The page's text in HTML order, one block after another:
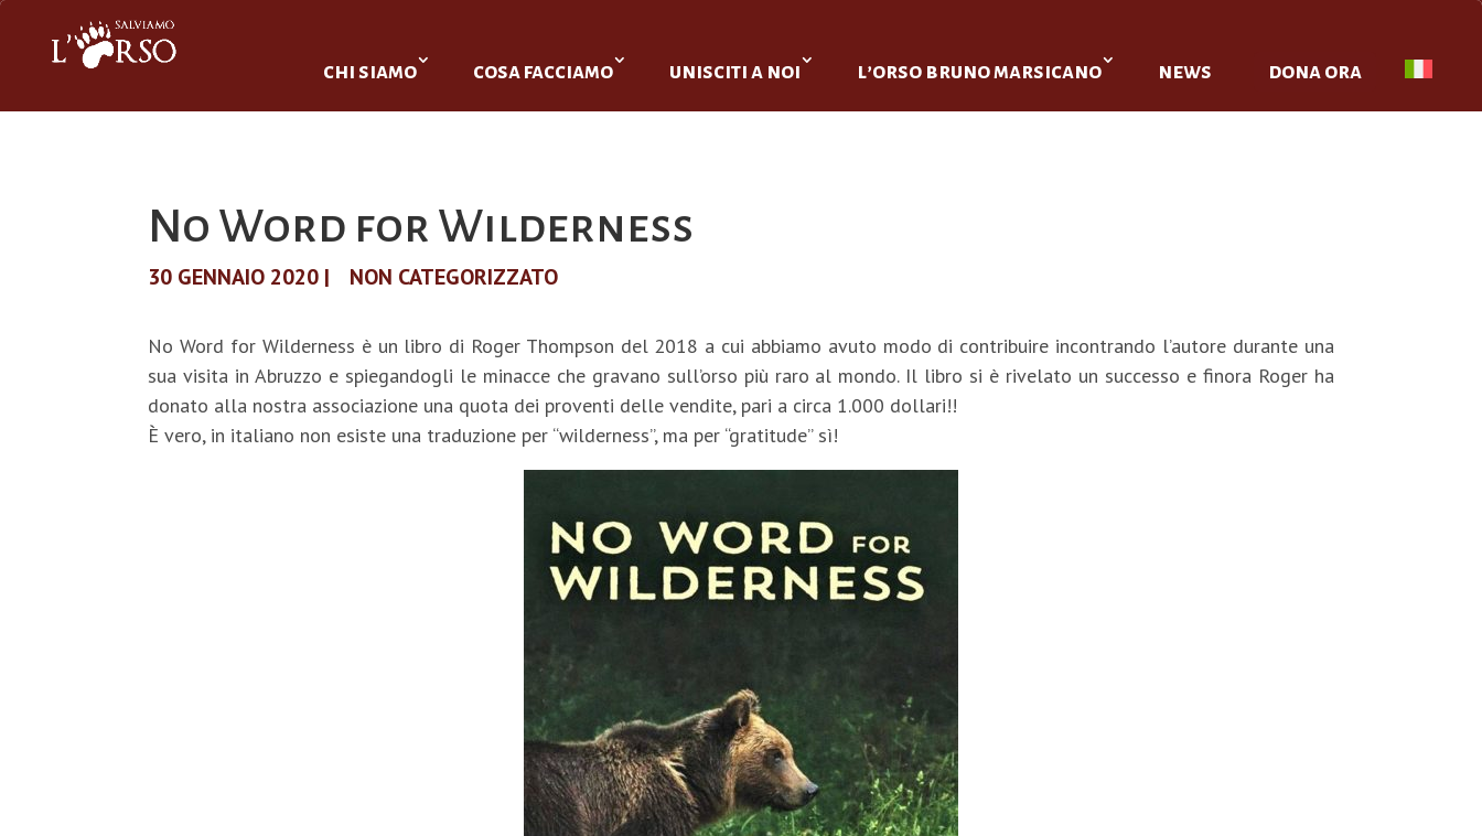
chi siamo cosa facciamo unisciti a noi l’orso bruno marsicano news dona ora
No Word for Wilderness
30 GENNAIO 2020 | NON CATEGORIZZATO
No Word for Wilderness è un libro di Roger Thompson del 2018 a cui abbiamo avuto modo di contribuire incontrando l’autore durante una
sua visita in Abruzzo e spiegandogli le minacce che gravano sull’orso più raro al mondo. Il libro si è rivelato un successo e finora Roger ha
donato alla nostra associazione una quota dei proventi delle vendite, pari a circa 1.000 dollari!!
È vero, in italiano non esiste una traduzione per “wilderness”, ma per “gratitude” sì!